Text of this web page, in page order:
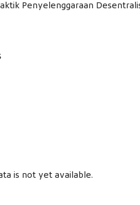
Penyelenggaraan
is not yet available.